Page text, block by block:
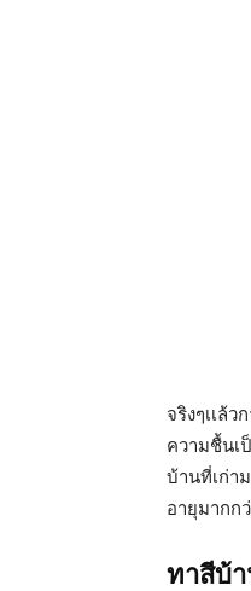
จริงๆเเล้
ความชื้นเ
บ้านที่เก่า
อายุมากก
ทาสีบ้า